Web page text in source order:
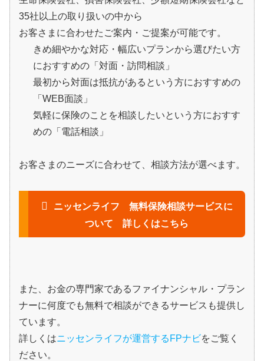
35社以上の取り扱いの中から
お客さまに合わせたご案内・ご提案が可能です。
きめ細やかな対応・幅広いプランから選びたい方
におすすめの「対面・訪問相談」
最初から対面は抵抗があるという方におすすめの
「WEB面談」
気軽に保険のことを相談したいという方におすす
めの「電話相談」
お客さまのニーズに合わせて、相談方法が選べます。
ニッセンライフ 無料保険相談サービスに
ついて 詳しくはこちら
また、お金の専門家であるファイナンシャル・プラン
ナーに何度でも無料で相談ができるサービスも提供し
ています。
詳しくはニッセンライフが運営するFPナビをご覧く
ださい。